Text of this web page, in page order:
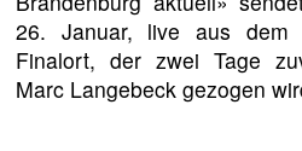
26. Januar, live aus dem
Finalort, der zwei Tage
Marc Langebeck gezogen